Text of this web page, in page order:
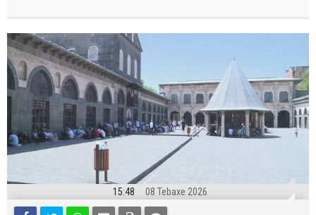
15:48 08 Tebaxe 2026